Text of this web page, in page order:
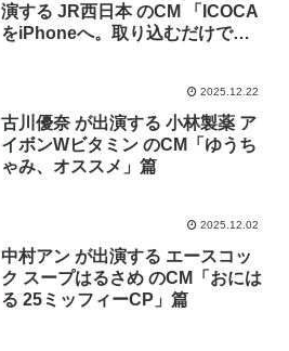
演する JR西日本 のCM 「ICOCA
をiPhoneへ。取り込むだけで、
でもすんごいスムーズ。」篇2025.12.22
古川優奈 が出演する 小林製薬 ア
イボンWビタミン のCM「ゆうち
ゃみ、オススメ」篇
2025.12.02
中村アン が出演する エースコッ
ク スープはるさめ のCM「おには
る 25ミッフィーCP」篇